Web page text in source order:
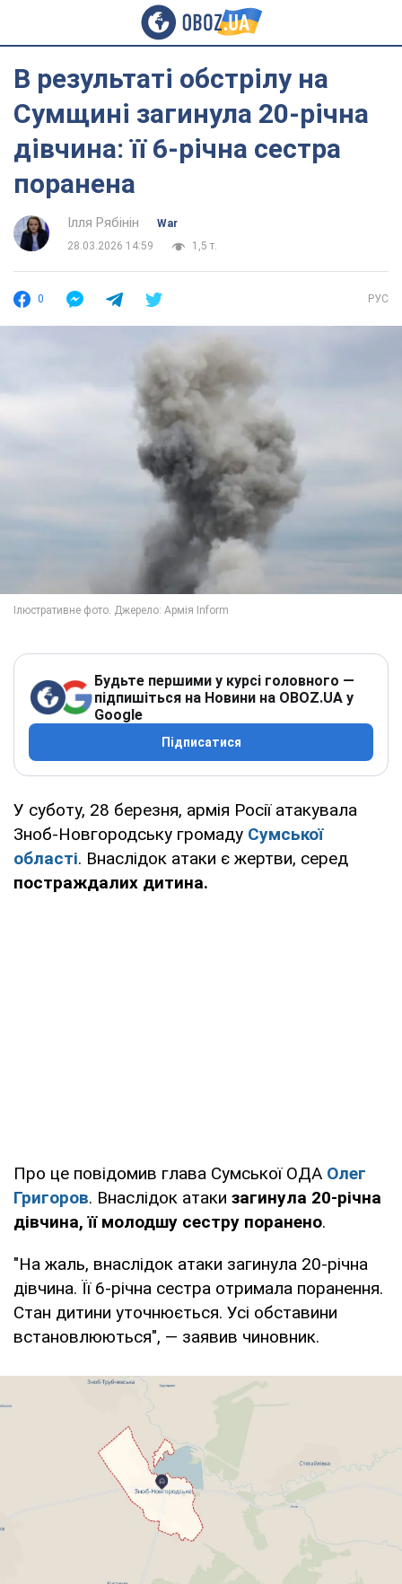
В результаті обстрілу на
Сумщині загинула 20-річна
дівчина: її 6-річна сестра
поранена
Ілля Рябінін
War
28.03.2026 14:59
1,5 т.
0 РУС
Будьте першими у курсі головного —
підпишіться на Новини на OBOZ.UA у
Google
Підписатися
У суботу, 28 березня, армія Росії атакувала
Зноб-Новгородську громаду Сумської
області. Внаслідок атаки є жертви, серед
постраждалих дитина.
Про це повідомив глава Сумської ОДА Олег
Григоров. Внаслідок атаки загинула 20-річна
дівчина, її молодшу сестру поранено.
"На жаль, внаслідок атаки загинула 20-річна
дівчина. Її 6-річна сестра отримала поранення.
Стан дитини уточнюється. Усі обставини
встановлюються", — заявив чиновник.